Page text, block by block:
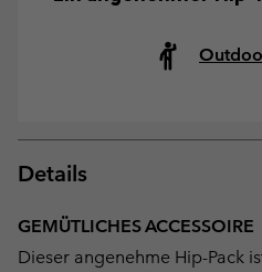
Details
GEMÜTLICHES ACCESSOIRE
Dieser angenehme Hip-Pack